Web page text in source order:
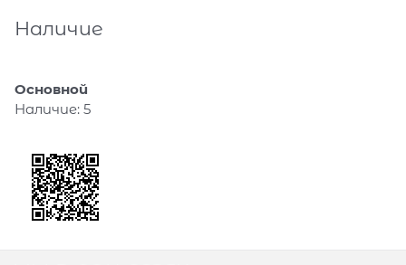
Наличие
Основной
Наличие: 5